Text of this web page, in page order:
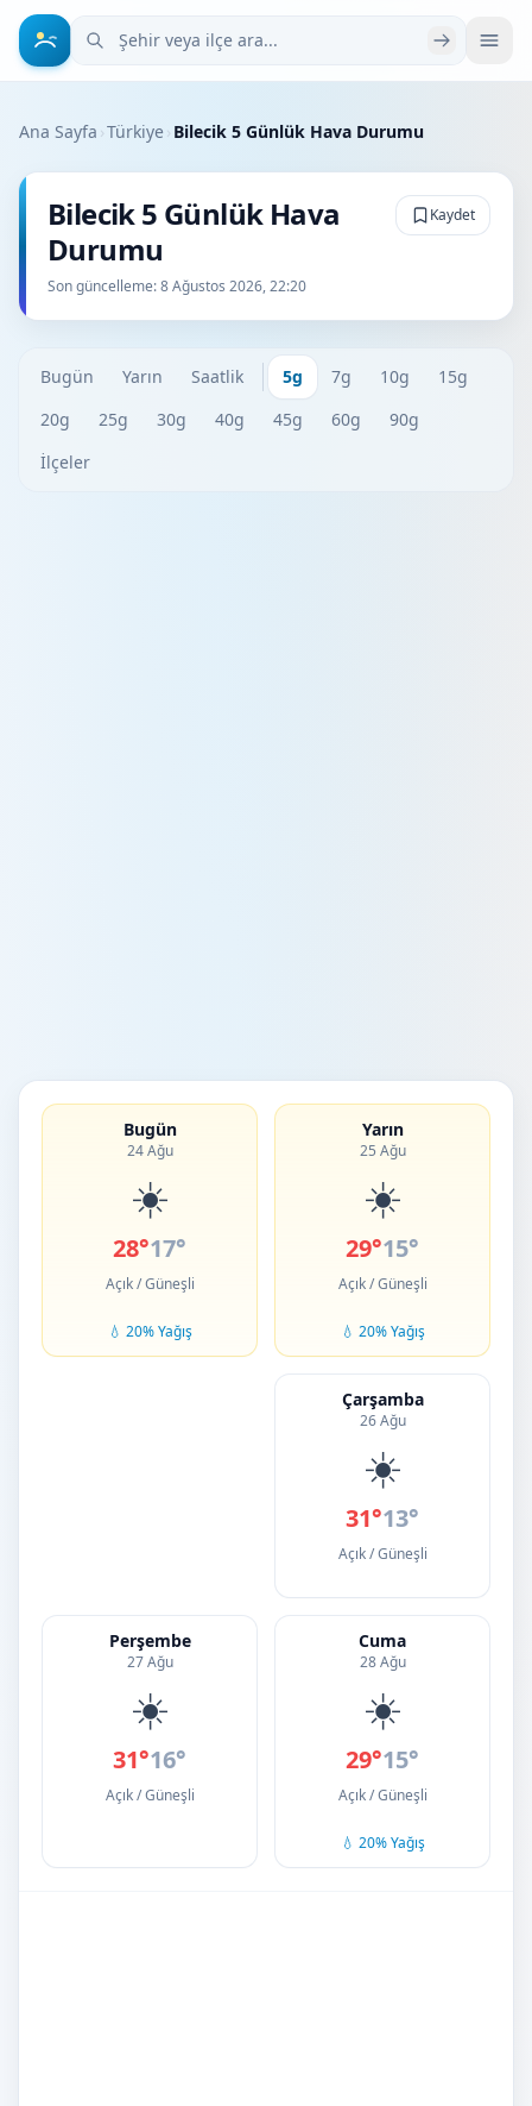
Şehir veya ilçe ara
Ana Sayfa ›Türkiye› Bilecik 5 Günlük Hava Durumu
Bilecik 5 Günlük Hava
Durumu
Son güncelleme:8 Ağustos 2026, 22:20
Kaydet
Bugün Yarın Saatlik 5g 7g 10g
15g
20g
25g 30g 40g 45g 60g
90g
İlçeler
Bugün
24 Ağu
☀️
28°17°
Açık / Güneşli
💧 20% Yağış
Yarın
25 Ağu
☀️
29°15°
Açık / Güneşli
💧 20% Yağış
Çarşamba
26 Ağu
☀️
31°13°
Açık / Güneşli
Perşembe
27 Ağu
☀️
31°16°
Açık / Güneşli
Cuma
28 Ağu
☀️
29°15°
Açık / Güneşli
💧 20% Yağış